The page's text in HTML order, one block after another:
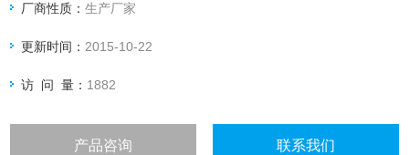
DICKSON迪克森记录仪KT8P0
DICKSON迪克森记录仪KT8P3
厂商性质：生产厂家
更新时间： 2015-10-22
访 问 量： 1882
产品咨询 联系我们